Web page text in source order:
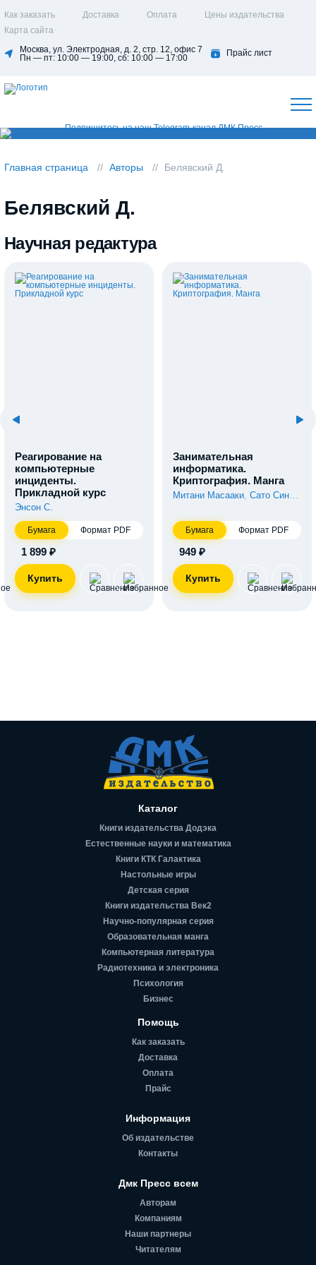
Как заказать Доставка Оплата
Цены издательства
Карта сайта
Москва, ул. Электродная, д. 2, стр. 12, офис 7
Пн — пт: 10:00 — 19:00, сб: 10:00 — 17:00
Прайс лист
Главная страница Авторы Белявский Д.
Белявский Д.
Научная редактура
Реагирование на
компьютерные
инциденты.
Прикладной курс
Энсон С.
Бумага Формат PDF
1 899 ₽
Занимательная
информатика.
Криптография. Манга
Митани Масааки Сато Синъити
Бумага Формат PDF
949 ₽
Каталог
Книги издательства Додэка
Естественные науки и математика
Книги КТК Галактика
Настольные игры
Детская серия
Книги издательства Век2
Научно-популярная серия
Образовательная манга
Компьютерная литература
Радиотехника и электроника
Психология
Бизнес
Помощь
Как заказать
Доставка
Оплата
Прайс
Информация
Об издательстве
Контакты
Дмк Пресс всем
Авторам
Компаниям
Наши партнеры
Читателям